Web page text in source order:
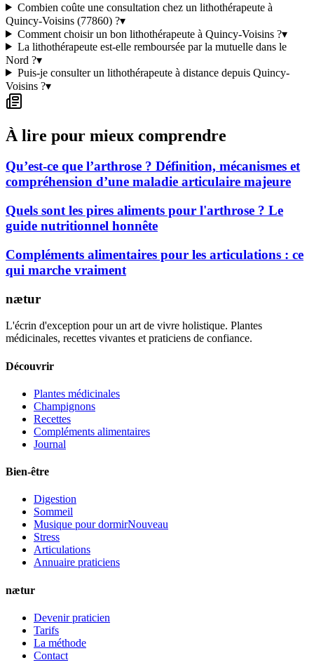
Combien coûte une consultation chez un lithothérapeute à
Quincy-Voisins (77860) ?▾
Comment choisir un bon lithothérapeute à Quincy-Voisins ?▾
La lithothérapeute est-elle remboursée par la mutuelle dans le
Nord ?▾
Puis-je consulter un lithothérapeute à distance depuis Quincy-
Voisins ?▾
À lire pour mieux comprendre
Qu’est-ce que l’arthrose ? Définition, mécanismes et
compréhension d’une maladie articulaire majeure
Quels sont les pires aliments pour l'arthrose ? Le
guide nutritionnel honnête
Compléments alimentaires pour les articulations : ce
qui marche vraiment
nætur
L'écrin d'exception pour un art de vivre holistique. Plantes
médicinales, recettes vivantes et praticiens de confiance.
Découvrir
Plantes médicinales
Champignons
Recettes
Compléments alimentaires
Journal
Bien-être
Digestion
Sommeil
Musique pour dormirNouveau
Stress
Articulations
Annuaire praticiens
nætur
Devenir praticien
Tarifs
La méthode
Contact